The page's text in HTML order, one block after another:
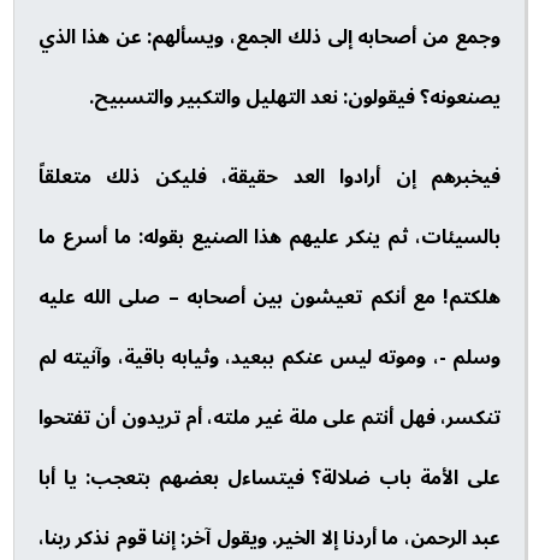
وجمع من أصحابه إلى ذلك الجمع، ويسألهم: عن هذا الذي
يصنعونه؟ فيقولون: نعد التهليل والتكبير والتسبيح.
فيخبرهم إن أرادوا العد حقيقة، فليكن ذلك متعلقاً
بالسيئات، ثم ينكر عليهم هذا الصنيع بقوله: ما أسرع ما
هلكتم! مع أنكم تعيشون بين أصحابه – صلى الله عليه
وسلم -، وموته ليس عنكم ببعيد، وثيابه باقية، وآنيته لم
تنكسر، فهل أنتم على ملة غير ملته، أم تريدون أن تفتحوا
على الأمة باب ضلالة؟ فيتساءل بعضهم بتعجب: يا أبا
عبد الرحمن، ما أردنا إلا الخير. ويقول آخر: إننا قوم نذكر ربنا،